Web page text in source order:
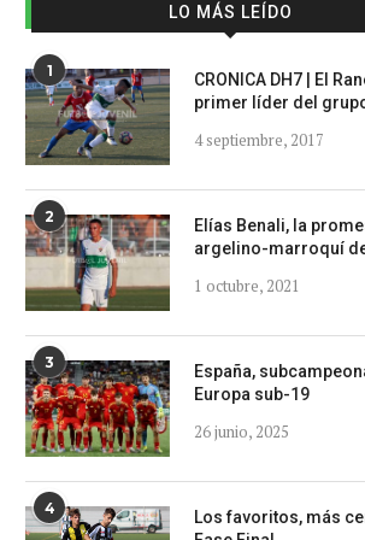
LO MÁS LEÍDO
1
CRONICA DH7 | El
primer líder del
4 septiembre, 2017
2
Elías Benali, la
argelino-marroquí
1 octubre, 2021
3
España,
Europa sub-19
26 junio, 2025
4
Los favoritos, más